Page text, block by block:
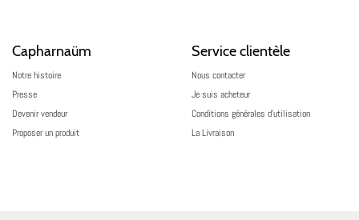
Capharnaüm
Notre histoire
Presse
Devenir vendeur
Proposer un produit
Service clientèle
Nous contacter
Je suis acheteur
Conditions générales d’utilisation
La Livraison